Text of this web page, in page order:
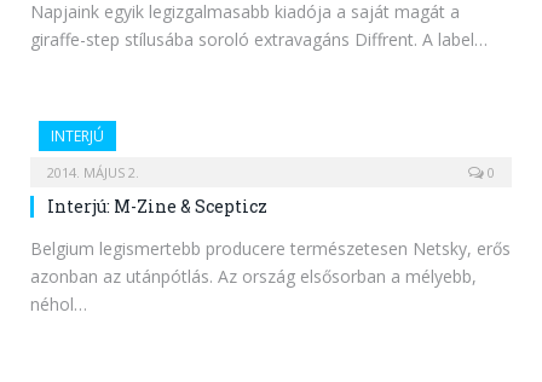
Napjaink egyik legizgalmasabb kiadója a saját magát a
giraffe-step stílusába soroló extravagáns Diffrent. A label…
INTERJÚ
2014. MÁJUS 2. 0
Interjú: M-Zine & Scepticz
Belgium legismertebb producere természetesen Netsky, erős
azonban az utánpótlás. Az ország elsősorban a mélyebb,
néhol…